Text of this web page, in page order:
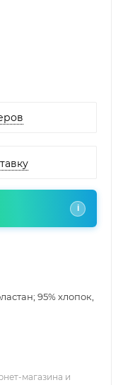
i
95% хлопок,
магазина и